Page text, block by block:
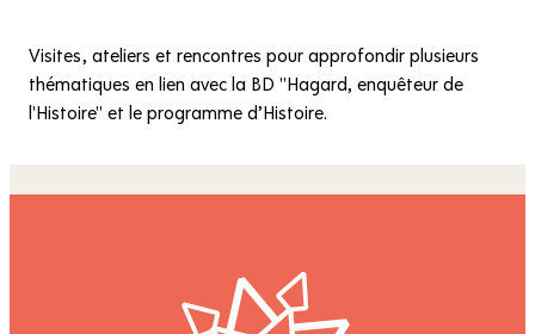
Visites, ateliers et rencontres pour approfondir plusieurs
thématiques en lien avec la BD "Hagard, enquêteur de
l'Histoire" et le programme d’Histoire.